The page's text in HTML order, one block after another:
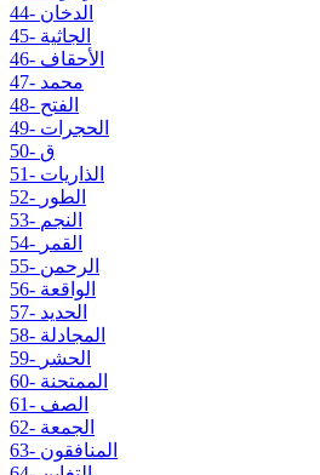
44- الدخان
45- الجاثية
46- الأحقاف
47- محمد
48- الفتح
49- الحجرات
50- ق
51- الذاريات
52- الطور
53- النجم
54- القمر
55- الرحمن
56- الواقعة
57- الحديد
58- المجادلة
59- الحشر
60- الممتحنة
61- الصف
62- الجمعة
63- المنافقون